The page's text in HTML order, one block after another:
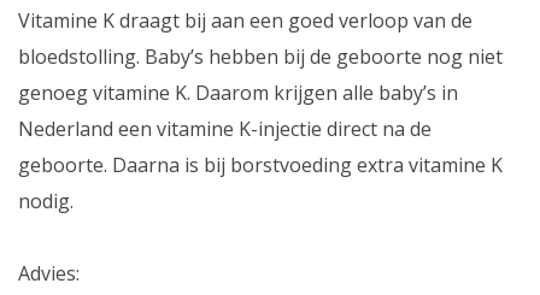
Vitamine K draagt bij aan een goed verloop van de
bloedstolling. Baby’s hebben bij de geboorte nog niet
genoeg vitamine K. Daarom krijgen alle baby’s in
Nederland een vitamine K-injectie direct na de
geboorte. Daarna is bij borstvoeding extra vitamine K
nodig.
Advies: